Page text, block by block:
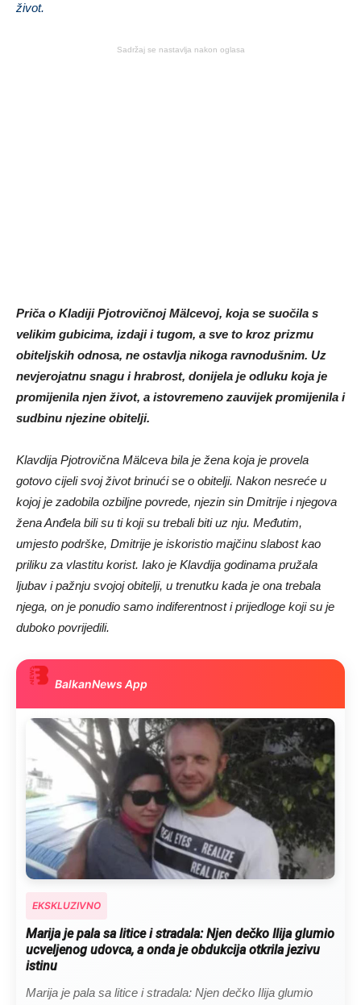
život.
Sadržaj se nastavlja nakon oglasa
Priča o Kladiji Pjotrovičnoj Mälcevoj, koja se suočila s
velikim gubicima, izdaji i tugom, a sve to kroz prizmu
obiteljskih odnosa, ne ostavlja nikoga ravnodušnim. Uz
nevjerojatnu snagu i hrabrost, donijela je odluku koja je
promijenila njen život, a istovremeno zauvijek promijenila i
sudbinu njezine obitelji.
Klavdija Pjotrovična Mälceva bila je žena koja je provela
gotovo cijeli svoj život brinući se o obitelji. Nakon nesreće u
kojoj je zadobila ozbiljne povrede, njezin sin Dmitrije i njegova
žena Anđela bili su ti koji su trebali biti uz nju. Međutim,
umjesto podrške, Dmitrije je iskoristio majčinu slabost kao
priliku za vlastitu korist. Iako je Klavdija godinama pružala
ljubav i pažnju svojoj obitelji, u trenutku kada je ona trebala
njega, on je ponudio samo indiferentnost i prijedloge koji su je
duboko povrijedili.
BalkanNews App
EKSKLUZIVNO
Kad se Marin suprug razbolio ona ga kupala, pelene
mu mijenjala: Jedno jutro je poslao po čokoladu..
mijenjala: Jedno jutro je poslao po čokoladu..